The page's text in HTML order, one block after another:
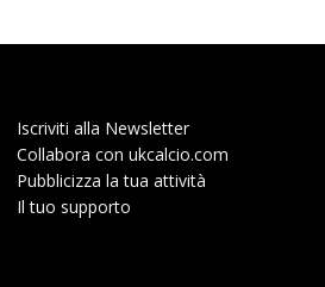
Iscriviti alla Newsletter
Collabora con ukcalcio.com
Pubblicizza la tua attività
Il tuo supporto